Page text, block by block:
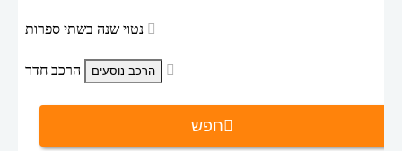
הרכב חדר
חפש